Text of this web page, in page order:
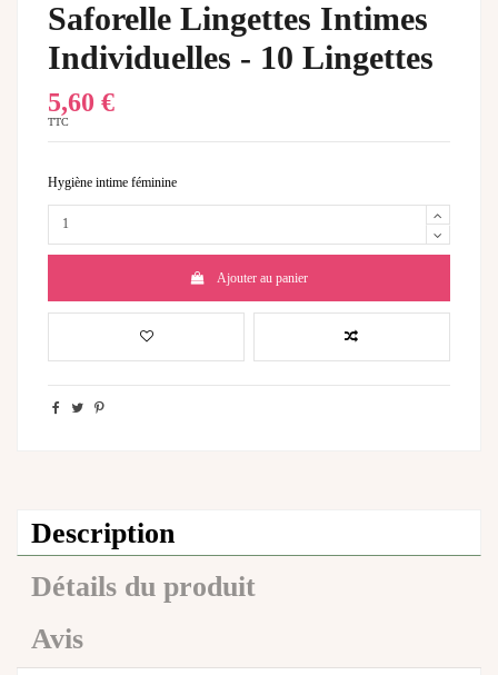
Saforelle Lingettes Intimes
Individuelles - 10 Lingettes
5,60 €
TTC
Hygiène intime féminine
Ajouter au panier
Description
Détails du produit
Avis